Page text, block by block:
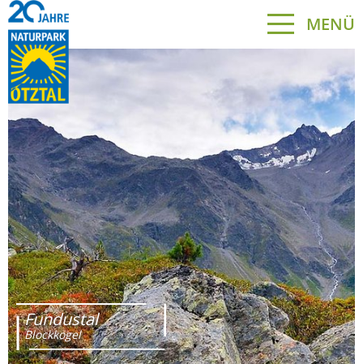
MENÜ
Fundustal
Blockkogel